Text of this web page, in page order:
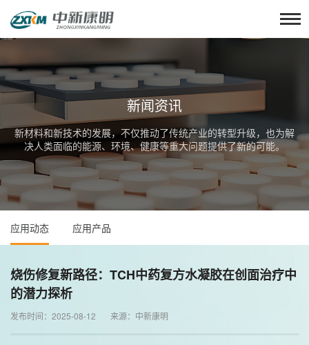
新闻资讯
新材料和新技术的发展，不仅推动了传统产业的转型升级，也为解
决人类面临的能源、环境、健康等重大问题提供了新的可能。
应用动态 应用产品
烧伤修复新路径：TCH中药复方水凝胶在创面治疗中
的潜力探析
发布时间：2025-08-12 来源：中新康明